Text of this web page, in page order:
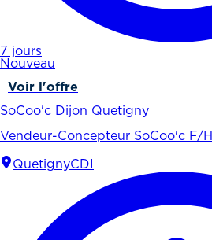
7 jours
Nouveau
Voir l'offre
SoCoo'c Dijon Quetigny
Vendeur-Concepteur SoCoo'c F/H
QuetignyCDI